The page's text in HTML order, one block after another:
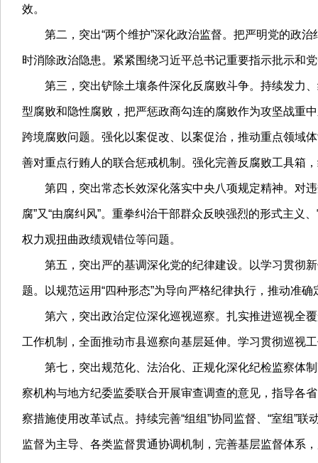
效。
第二，突出“两个维护”深化政治监督。把严明党的政治
时消除政治隐患。紧紧围绕习近平总书记重要指示批示和
第三，突出铲除土壤条件深化反腐败斗争。持续发力、
型腐败和隐性腐败，把严惩政商勾连的腐败作为攻坚战重
跨境腐败问题。强化以案促改、以案促治，推动重点领域
善对重点行贿人的联合惩戒机制。强化完善反腐败工具箱
第四，突出常态长效深化落实中央八项规定精神。对违
腐”又“由腐纠风”。重拳纠治干部群众反映强烈的形式主
权力观扭曲政绩观错位等问题。
第五，突出严的基调深化党的纪律建设。以学习贯彻新
题。以规范运用“四种形态”为导向严格纪律执行，推动准
第六，突出政治定位深化巡视巡察。扎实推进巡视全覆
工作机制，全面推动市县巡察向基层延伸。学习贯彻巡视
第七，突出规范化、法治化、正规化深化纪检监察体制
察机构与地方纪委监委联合开展审查调查的意见，指导各
察措施使用改革试点。持续完善“组组”协同监督、“室组”
监督为主导、各类监督贯通协调机制，完善基层监督体系